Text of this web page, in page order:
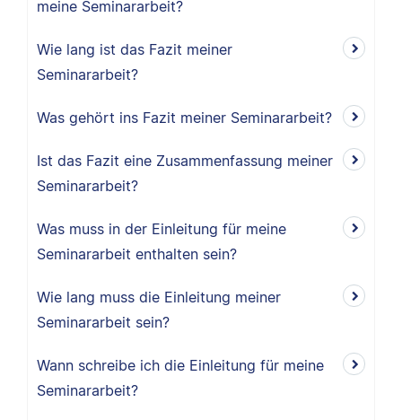
meine Seminararbeit?
Wie lang ist das Fazit meiner
Seminararbeit?
Was gehört ins Fazit meiner Seminararbeit?
Ist das Fazit eine Zusammenfassung meiner
Seminararbeit?
Was muss in der Einleitung für meine
Seminararbeit enthalten sein?
Wie lang muss die Einleitung meiner
Seminararbeit sein?
Wann schreibe ich die Einleitung für meine
Seminararbeit?